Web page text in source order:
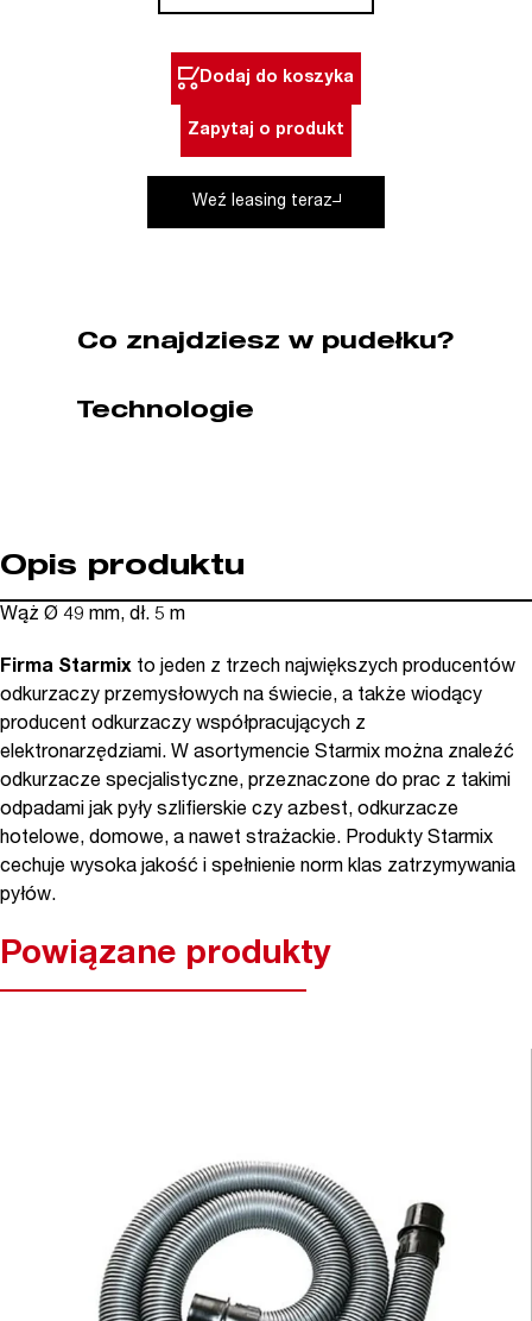
m,
system
STARMIX
kat.
Dodaj do koszyka
Zapytaj o produkt
Weź leasing teraz
Co znajdziesz w pudełku?
Technologie
Opis produktu
Wąż Ø 49 mm, dł. 5 m
Firma Starmix to jeden z trzech największych producentów
odkurzaczy przemysłowych na świecie, a także wiodący
producent odkurzaczy współpracujących z
elektronarzędziami. W asortymencie Starmix można znaleźć
odkurzacze specjalistyczne, przeznaczone do prac z takimi
odpadami jak pyły szlifierskie czy azbest, odkurzacze
hotelowe, domowe, a nawet strażackie. Produkty Starmix
cechuje wysoka jakość i spełnienie norm klas zatrzymywania
pyłów.
Powiązane produkty